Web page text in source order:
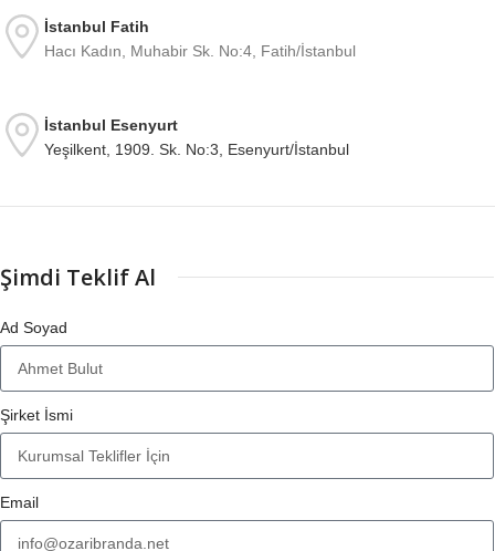
İstanbul Fatih
Hacı Kadın, Muhabir Sk. No:4, Fatih/İstanbul
İstanbul Esenyurt
Yeşilkent, 1909. Sk. No:3, Esenyurt/İstanbul
Şimdi Teklif Al
Ad Soyad
Şirket İsmi
Email